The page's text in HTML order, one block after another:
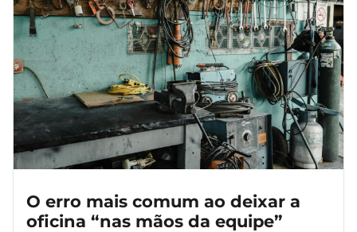
O erro mais comum ao deixar a
oficina “nas mãos da equipe”